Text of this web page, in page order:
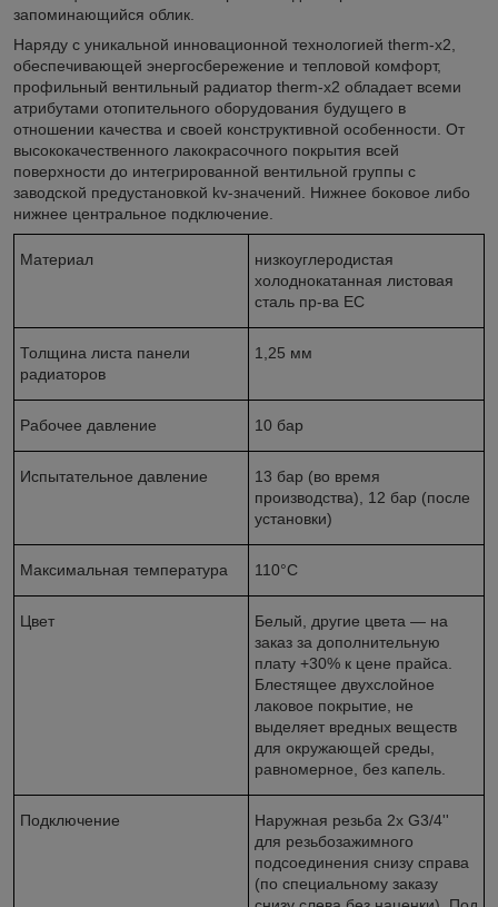
запоминающийся облик.
Наряду с уникальной инновационной технологией therm-x2,
обеспечивающей энергосбережение и тепловой комфорт,
профильный вентильный радиатор therm-x2 обладает всеми
атрибутами отопительного оборудования будущего в
отношении качества и своей конструктивной особенности. От
высококачественного лакокрасочного покрытия всей
поверхности до интегрированной вентильной группы с
заводской предустановкой kv-значений. Нижнее боковое либо
нижнее центральное подключение.
Материал
низкоуглеродистая
холоднокатанная листовая
сталь пр-ва ЕС
Толщина листа панели
радиаторов
1,25 мм
Рабочее давление 10 бар
Испытательное давление
13 бар (во время
производства), 12 бар (после
установки)
Максимальная температура 110°С
Цвет
Белый, другие цвета — на
заказ за дополнительную
плату +30% к цене прайса.
Блестящее двухслойное
лаковое покрытие, не
выделяет вредных веществ
для окружающей среды,
равномерное, без капель.
Подключение
Наружная резьба 2х G3/4''
для резьбозажимного
подсоединения снизу справа
(по специальному заказу